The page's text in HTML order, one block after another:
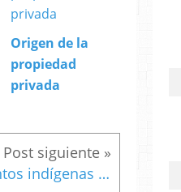
Origen de la
propiedad
privada
Los movimientos indígenas en suramerica